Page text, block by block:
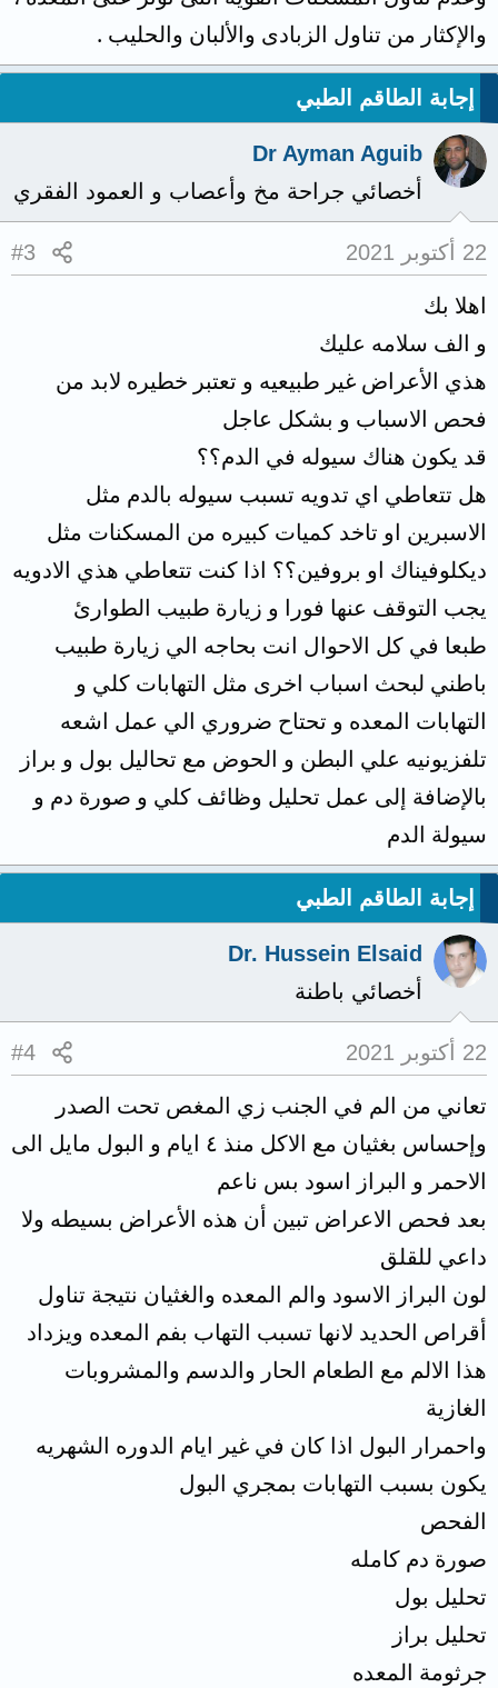
والإكثار من تناول الزبادى والألبان والحليب .
إجابة الطاقم الطبي
Dr Ayman Aguib
أخصائي جراحة مخ وأعصاب و العمود الفقري
22 أكتوبر 2021 #3
اهلا بك
و الف سلامه عليك
هذي الأعراض غير طبيعيه و تعتبر خطيره لابد من
فحص الاسباب و بشكل عاجل
قد يكون هناك سيوله في الدم؟؟
هل تتعاطي اي تدويه تسبب سيوله بالدم مثل
الاسبرين او تاخد كميات كبيره من المسكنات مثل
ديكلوفيناك او بروفين؟؟ اذا كنت تتعاطي هذي الادويه
يجب التوقف عنها فورا و زيارة طبيب الطوارئ
طبعا في كل الاحوال انت بحاجه الي زيارة طبيب
باطني لبحث اسباب اخرى مثل التهابات كلي و
التهابات المعده و تحتاح ضروري الي عمل اشعه
تلفزيونيه علي البطن و الحوض مع تحاليل بول و براز
بالإضافة إلى عمل تحليل وظائف كلي و صورة دم و
سيولة الدم
إجابة الطاقم الطبي
Dr. Hussein Elsaid
أخصائي باطنة
22 أكتوبر 2021 #4
تعاني من الم في الجنب زي المغص تحت الصدر
وإحساس بغثيان مع الاكل منذ ٤ ايام و البول مايل الى
الاحمر و البراز اسود بس ناعم
بعد فحص الاعراض تبين أن هذه الأعراض بسيطه ولا
داعي للقلق
لون البراز الاسود والم المعده والغثيان نتيجة تناول
أقراص الحديد لانها تسبب التهاب بفم المعده ويزداد
هذا الالم مع الطعام الحار والدسم والمشروبات
الغازية
واحمرار البول اذا كان في غير ايام الدوره الشهريه
يكون بسبب التهابات بمجري البول
الفحص
صورة دم كامله
تحليل بول
تحليل براز
جرثومة المعده